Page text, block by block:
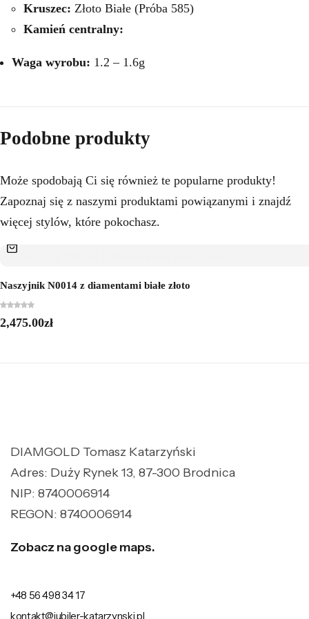
Kruszec: Złoto Białe (Próba 585)
Kamień centralny:
Waga wyrobu: 1.2 – 1.6g
Podobne produkty
Może spodobają Ci się również te popularne produkty!
Zapoznaj się z naszymi produktami powiązanymi i znajdź
więcej stylów, które pokochasz.
Naszyjnik N0014 z diamentami białe złoto
2,475.00zł
DIAMGOLD Tomasz Katarzyński
Adres: Duży Rynek 13, 87-300 Brodnica
NIP: 8740006914
REGON: 8740006914
Zobacz na google maps.
+48 56 498 34 17
kontakt@jubiler-katarzynski.pl